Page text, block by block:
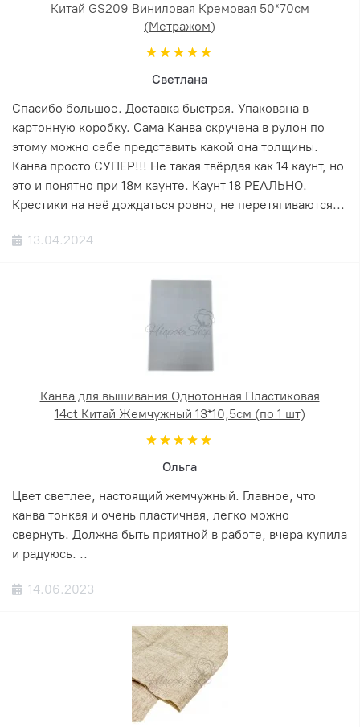
Китай GS209 Виниловая Кремовая 50*70см
(Метражом)
Светлана
Спасибо большое. Доставка быстрая. Упакована в
картонную коробку. Сама Канва скручена в рулон по
этому можно себе представить какой она толщины.
Канва просто СУПЕР!!! Не такая твёрдая как 14 каунт, но
это и понятно при 18м каунте. Каунт 18 РЕАЛЬНО.
Крестики на неё дождаться ровно, не перетягиваются...
13.04.2024
Канва для вышивания Однотонная Пластиковая
14ct Китай Жемчужный 13*10,5см (по 1 шт)
Ольга
Цвет светлее, настоящий жемчужный. Главное, что
канва тонкая и очень пластичная, легко можно
свернуть. Должна быть приятной в работе, вчера купила
и радуюсь. ..
14.06.2023